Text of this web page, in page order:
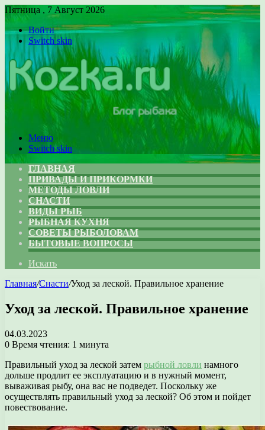
Пятница , 7 Август 2026
Войти
Switch skin
Меню
Switch skin
ГЛАВНАЯ
ПРИВАДЫ И ПРИКОРМКИ
МЕТОДЫ ЛОВЛИ
СНАСТИ
ВИДЫ РЫБ
РЫБНАЯ КУХНЯ
СОВЕТЫ РЫБОЛОВАМ
БЫТОВЫЕ ВОПРОСЫ
Искать
Главная/Снасти/Уход за леской. Правильное хранение
Уход за леской. Правильное хранение
04.03.2023
0 Время чтения: 1 минута
Правильный уход за леской затем рыбной ловли намного
дольше продлит ее эксплуатацию и в нужный момент,
вываживая рыбу, она вас не подведет. Поскольку же
осуществлять правильный уход за леской? Об этом и пойдет
повествование.